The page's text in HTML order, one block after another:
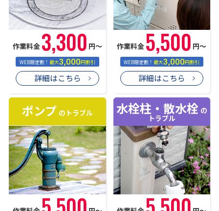
作業料金 3,300 円〜
WEB限定割！最大3,000円割引
詳細はこちら
作業料金 5,500 円〜
WEB限定割！最大3,000円割引
詳細はこちら
ポンプ のトラブル 水栓柱・散水栓 の
トラブル